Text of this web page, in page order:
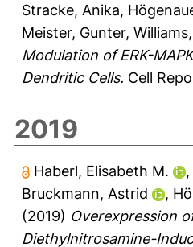
Stracke, Anika,
Meister, Gunter,
Modulation of ERK-
Dendritic Cells. Cell
2019
Haberl, Elisabeth M. ,
Bruckmann, Astrid
,
(2019) Overexpression
Diethylnitrosamine-